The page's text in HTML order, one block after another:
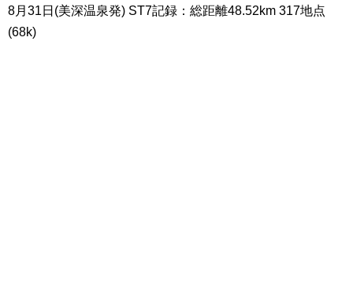
8月31日(美深温泉発) ST7記録：総距離48.52km 317地点
(68k)